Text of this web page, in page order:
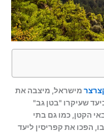
מישראל, מיצבה את
שעיקרו "בטן גב"
הקטן, כמו גם בתי
הפכו את קפריסין ליעד